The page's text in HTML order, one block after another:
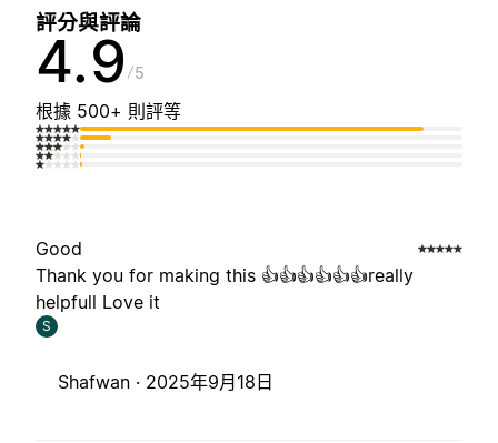
評分與評論
4.9 5
根據 500+ 則評等
Good
Thank you for making this 👍👍👍👍👍👍really
helpfull Love it
S
Shafwan · 2025年9月18日